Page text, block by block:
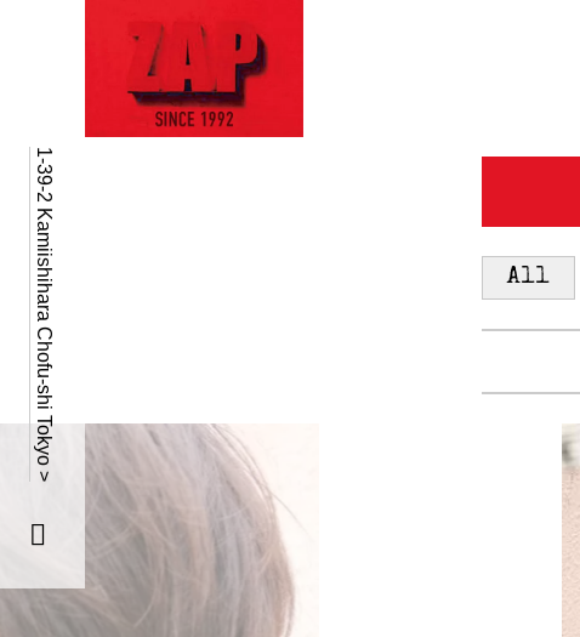
All
1-39-2 Kamiishihara Chofu-shi Tokyo >